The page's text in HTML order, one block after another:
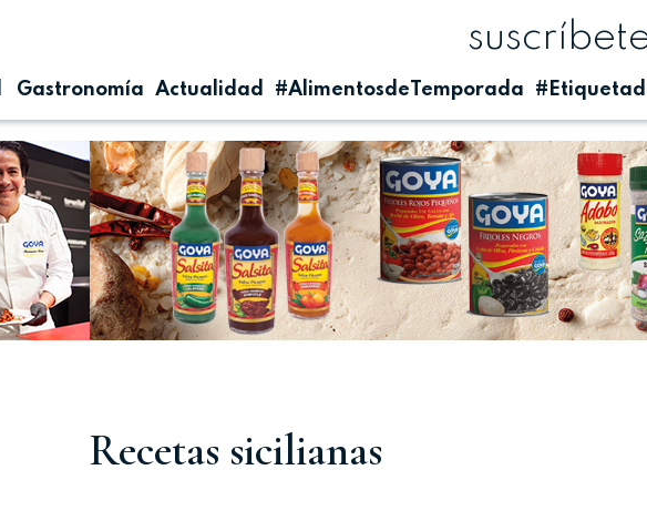
| Gastronomía Actualidad #AlimentosdeTemporada
Recetas sicilianas